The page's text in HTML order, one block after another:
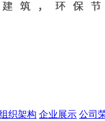
织架构 企业展示 公司